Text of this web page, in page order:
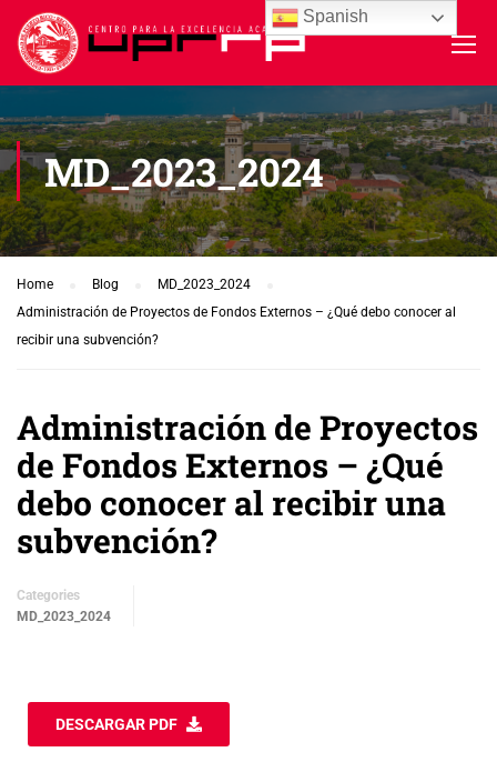
MD_2023_2024
Home Blog
MD_2023_2024
Administración de Proyectos de Fondos Externos – ¿Qué debo conocer al
recibir una subvención?
Administración de Proyectos
de Fondos Externos – ¿Qué
debo conocer al recibir una
subvención?
Categories
MD_2023_2024
DESCARGAR PDF
Spanish